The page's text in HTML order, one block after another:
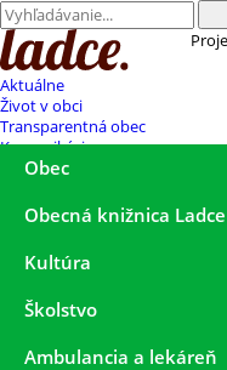
Aktuálne
Život v obci
Transparentná obec
Komunikácia
Obec
Obecná knižnica Ladce
Kultúra
Školstvo
Ambulancia a lekáreň